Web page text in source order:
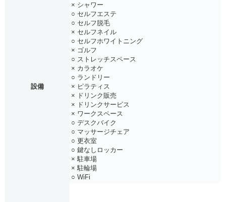
設備
× シャワー
○ セルフエステ
○ セルフ脱毛
× セルフネイル
○ セルフホワイトニング
× ゴルフ
○ ストレッチスペース
× カラオケ
○ ランドリー
× ピラティス
× ドリンク販売
× ドリンクサービス
× ワークスペース
○ デスクバイク
○ マッサージチェア
○ 更衣室
○ 鍵なしロッカー
× 駐車場
× 駐輪場
○ WiFi